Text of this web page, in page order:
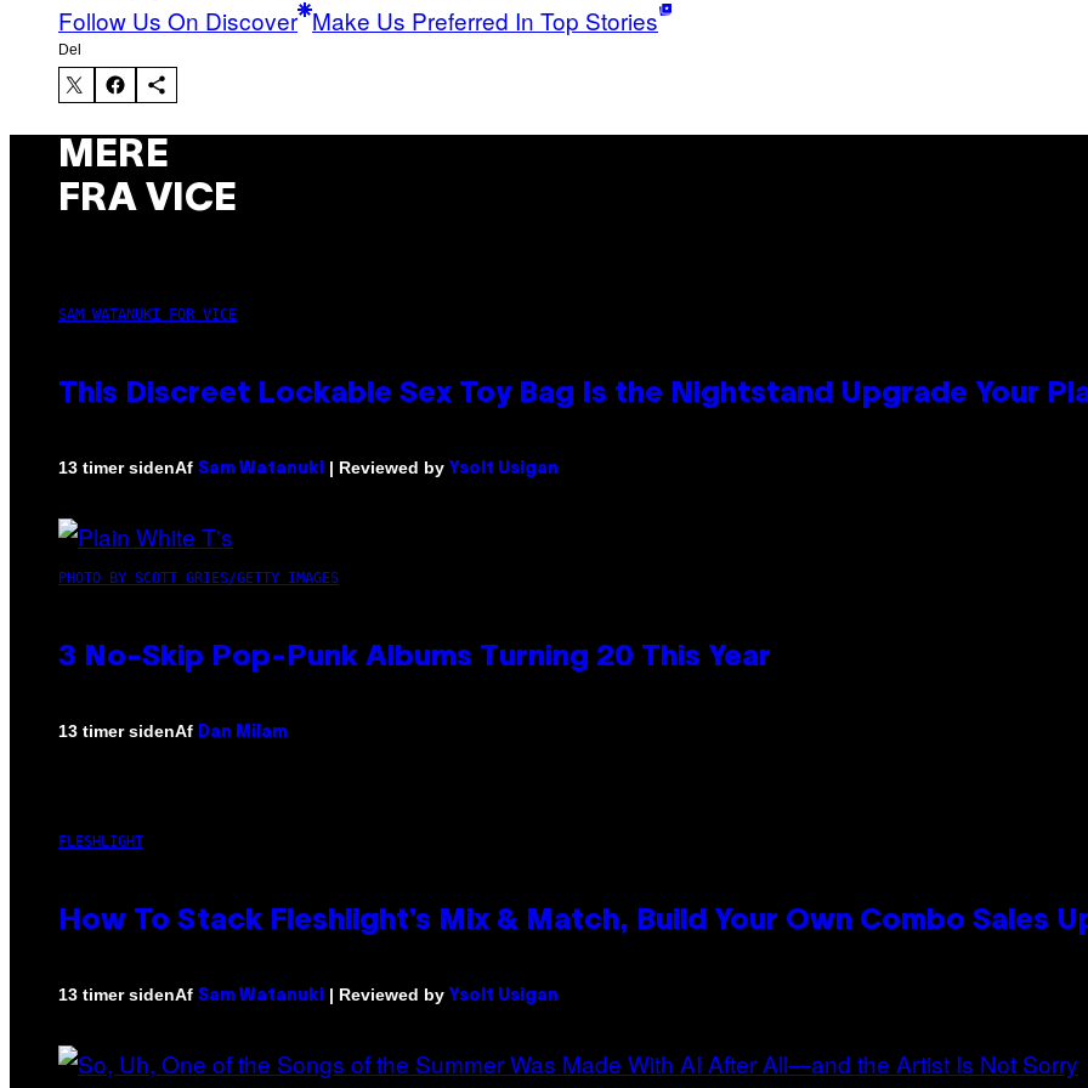
Follow Us On Discover Make Us Preferred In Top Stories
Del
MERE
FRA VICE
SAM WATANUKI FOR VICE
This Discreet Lockable Sex Toy Bag Is the Nightstand Upgrade Your
13 timer sidenAf Sam Watanuki | Reviewed by Ysolt Usigan
PHOTO BY SCOTT GRIES/GETTY IMAGES
3 No-Skip Pop-Punk Albums Turning 20 This Year
13 timer sidenAf Dan Milam
FLESHLIGHT
How To Stack Fleshlight’s Mix & Match, Build Your Own Combo Sales
13 timer sidenAf Sam Watanuki | Reviewed by Ysolt Usigan